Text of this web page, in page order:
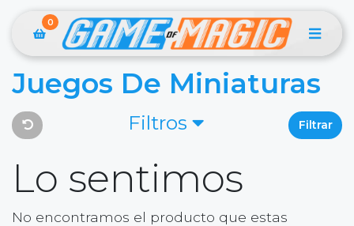
0
Juegos De Miniaturas
Filtros Filtrar
Lo sentimos
No encontramos el producto que estas